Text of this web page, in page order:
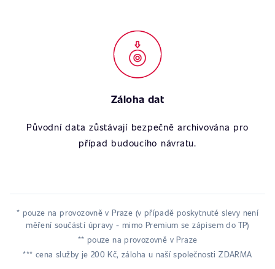
Záloha dat
Původní data zůstávají bezpečně archivována pro
případ budoucího návratu.
* pouze na provozovně v Praze (v případě poskytnuté slevy není
měření součástí úpravy - mimo Premium se zápisem do TP)
** pouze na provozovně v Praze
*** cena služby je 200 Kč, záloha u naší společnosti ZDARMA